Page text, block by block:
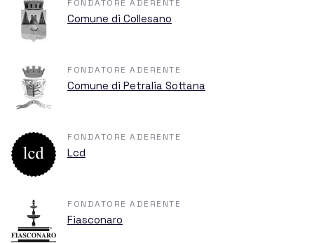
Blog
Events
Tickets
FONDATORE ADERENTE
Comune di Collesano
FONDATORE ADERENTE
Comune di Petralia Sottana
FONDATORE ADERENTE
Lcd
FONDATORE ADERENTE
Fiasconaro